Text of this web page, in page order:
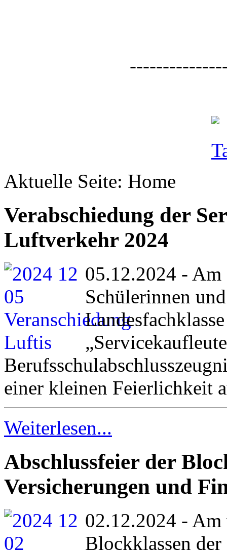
Aktuelle Seite: Home
Verabschiedung der
Luftverkehr 2024
05.12.2024 -
Schülerinnen
einer kleinen Feierlichkeit
Weiterlesen...
Abschlussfeier der
Versicherungen und
02.12.2024 - Am
Blockklassen